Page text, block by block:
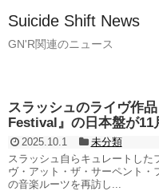
Suicide Shift News
GN'R関連のニュース
スラッシュのライヴ作
Festival』の日本盤が11
2025.10.1
未分類
スラッシュ自らキュレートした
ヴ・アット・ザ・サーペント
の音楽ルーツを再訪し...